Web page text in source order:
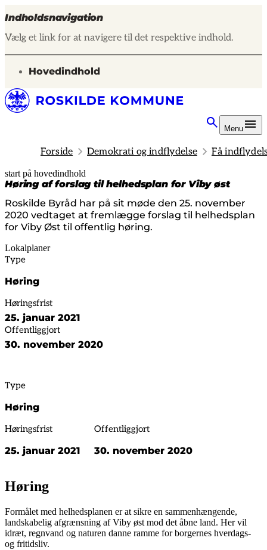
Indholdsnavigation
Vælg et link for at navigere til det respektive indhold.
gå til
Hovedindhold
Menu
Forside Demokrati og indflydelse Få
start på hovedindhold
Høring af forslag til helhedsplan for Viby øst
Roskilde Byråd har på sit møde den 25. november
2020 vedtaget at fremlægge forslag til helhedsplan
for Viby Øst til offentlig høring.
senest opdateret 14. februar 2025
Lokalplaner
Type
Høring
Høringsfrist
25. januar 2021
Offentliggjort
30. november 2020
Type
Høring
Høringsfrist
25. januar 2021
Offentliggjort
30. november 2020
Høring
Formålet med helhedsplanen er at sikre en sammenhængende,
landskabelig afgrænsning af Viby øst mod det åbne land. Her vil
idræt, regnvand og naturen danne ramme for borgernes hverdags-
og fritidsliv.